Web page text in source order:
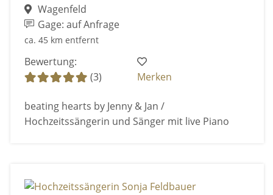
Wagenfeld
Gage: auf Anfrage
ca. 45 km entfernt
Bewertung:
(3)
Merken
beating hearts by Jenny & Jan /
Hochzeitssängerin und Sänger mit live Piano